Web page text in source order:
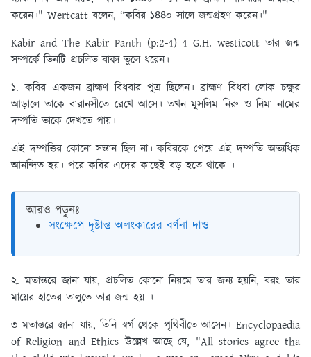
করেন।" Wertcatt বলেন, “কবির ১৪৪০ সালে জন্মগ্রহণ করেন।"
Kabir and The Kabir Panth (p:2-4) 4 G.H. westicott তার জন্ম
সম্পর্কে তিনটি প্রচলিত বাক্য তুলে ধরেন।
১. কবির একজন ব্রাহ্মণ বিধবার পুত্র ছিলেন। ব্রাহ্মণ বিধবা লোক চক্ষুর
আড়ালে তাকে বারানসীতে রেখে আসে। তখন মুসলিম নিরু ও নিমা নামের
দম্পতি তাকে দেখতে পায়।
এই দম্পত্তির কোনো সন্তান ছিল না। কবিরকে পেয়ে এই দম্পতি অত্যধিক
আনন্দিত হয়। পরে কবির এদের কাছেই বড় হতে থাকে ।
আরও পড়ুনঃ
সংক্ষেপে দৃষ্টান্ত অলংকারের বর্ণনা দাও
২. মতান্তরে জানা যায়, প্রচলিত কোনো নিয়মে তার জন্য হয়নি, বরং তার
মায়ের হাতের তালুতে তার জন্ম হয় ।
৩ মতান্তরে জানা যায়, তিনি স্বর্গ থেকে পৃথিবীতে আসেন। Encyclopaedia
of Religion and Ethics উল্লেখ আছে যে, "All stories agree tha